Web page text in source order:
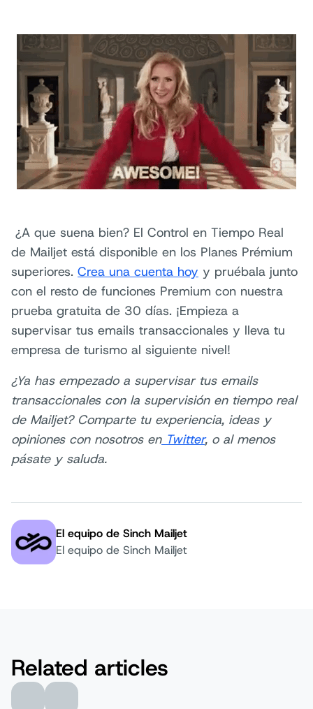
¿A que suena bien? El Control en Tiempo Real
de Mailjet está disponible en los Planes Prémium
superiores. Crea una cuenta hoy y pruébala junto
con el resto de funciones Premium con nuestra
prueba gratuita de 30 días. ¡Empieza a
supervisar tus emails transaccionales y lleva tu
empresa de turismo al siguiente nivel!
¿Ya has empezado a supervisar tus emails
transaccionales con la supervisión en tiempo real
de Mailjet? Comparte tu experiencia, ideas y
opiniones con nosotros en Twitter, o al menos
pásate y saluda.
Autor:
El equipo de Sinch Mailjet
El equipo de Sinch Mailjet
Related articles